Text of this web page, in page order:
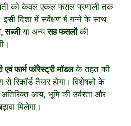
को केवल एकल फसल प्रणाली तक
इसी दिशा में सर्वेक्षण में गन्ने के साथ
सब्जीया अन्यसह फसलोंकी
एवं फार्म फॉरेस्ट्री मॉडलके तहत की
रिकॉर्ड तैयार होगा। विशेषज्ञों के
आय, भूमि की उर्वरता और
मिलेगा।